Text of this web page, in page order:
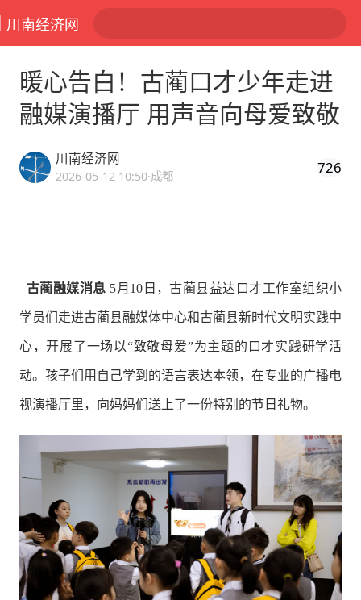
川南经济网
暖心告白！古蔺口才少年走进
融媒演播厅 用声音向母爱致敬
川南经济网
2026-05-12 10:50·成都 726
古蔺融媒消息 5月10日，古蔺县益达口才工作室组织小
学员们走进古蔺县融媒体中心和古蔺县新时代文明实践中
心，开展了一场以“致敬母爱”为主题的口才实践研学活
动。孩子们用自己学到的语言表达本领，在专业的广播电
视演播厅里，向妈妈们送上了一份特别的节日礼物。